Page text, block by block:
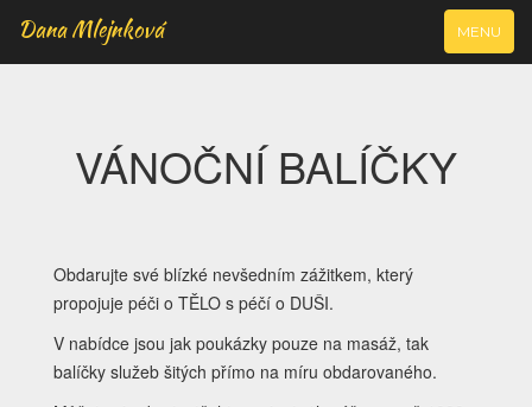
VYJÍŽDĚCÍ
NAVIGACE
MENU
Dana Mlejnková
VÁNOČNÍ BALÍČKY
Obdarujte své blízké nevšedním zážitkem, který
propojuje péči o TĚLO s péčí o DUŠI.
V nabídce jsou jak poukázky pouze na masáž, tak
balíčky služeb šitých přímo na míru obdarovaného.